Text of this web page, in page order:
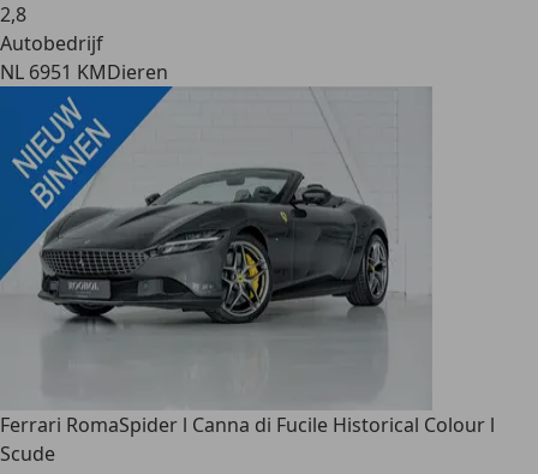
2,8
Autobedrijf
NL 6951 KMDieren
Ferrari RomaSpider l Canna di Fucile Historical Colour l
Scude